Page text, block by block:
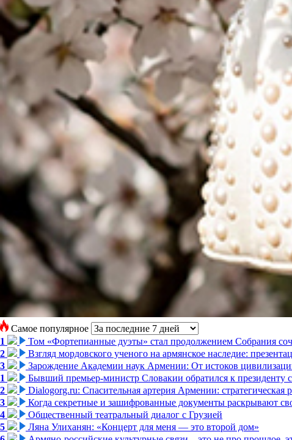
Самое популярное
1
Том «Фортепианные дуэты» стал продолжением Собрания
2
Взгляд мордовского ученого на армянское наследие:
3
Зарождение Академии наук Армении: От истоков
1
Бывший премьер-министр Словакии обратился к президенту
2
Dialogorg.ru: Спасительная артерия Армении:
3
Когда секретные и зашифрованные документы раскрывают
4
Общественный театральный диалог с Грузией
5
Ляна Улиханян: «Концерт для меня — это второй дом»